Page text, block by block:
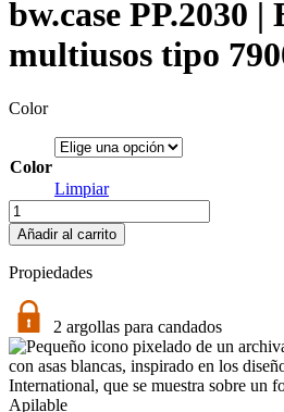
bw.case PP.2030
multiusos tipo
Color
Color
Limpiar
bw.case
PP.2030
|
B&W
maleta
multiusos
tipo
7900
cantidad
Añadir al carrito
Propiedades
2 argollas para candados
Apilable